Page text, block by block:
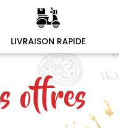
LIVRAISON RAPIDE
offres